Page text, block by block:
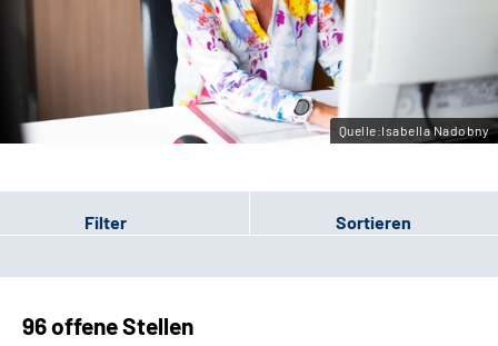
Gebärdensprache
Leichte Sprache
Quelle:Isabella Nadobny
Filter Sortieren
96 offene Stellen